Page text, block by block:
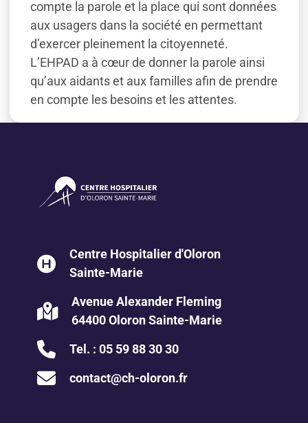
compte la parole et la place qui sont données
aux usagers dans la société en permettant
d’exercer pleinement la citoyenneté.
L’EHPAD a à cœur de donner la parole ainsi
qu’aux aidants et aux familles afin de prendre
en compte les besoins et les attentes.
Centre Hospitalier d'Oloron
Sainte-Marie
Avenue Alexander Fleming
64400 Oloron Sainte-Marie
Tel. : 05 59 88 30 30
contact@ch-oloron.fr